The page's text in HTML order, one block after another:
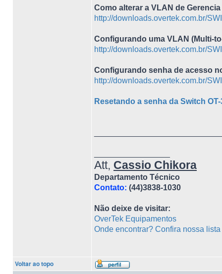
Como alterar a VLAN de
http://downloads.overtek.com.br/
Configurando uma VLAN (Multi-
http://downloads.overtek.com.br/
Configurando senha de acesso
http://downloads.overtek.com.br/
Resetando a senha da Switch OT-
Att, Cassio Chikora
Departamento Técnico
Contato: (44)3838-1030
Não deixe de visitar:
OverTek Equipamentos
Onde encontrar? Confira nossa
Voltar ao topo